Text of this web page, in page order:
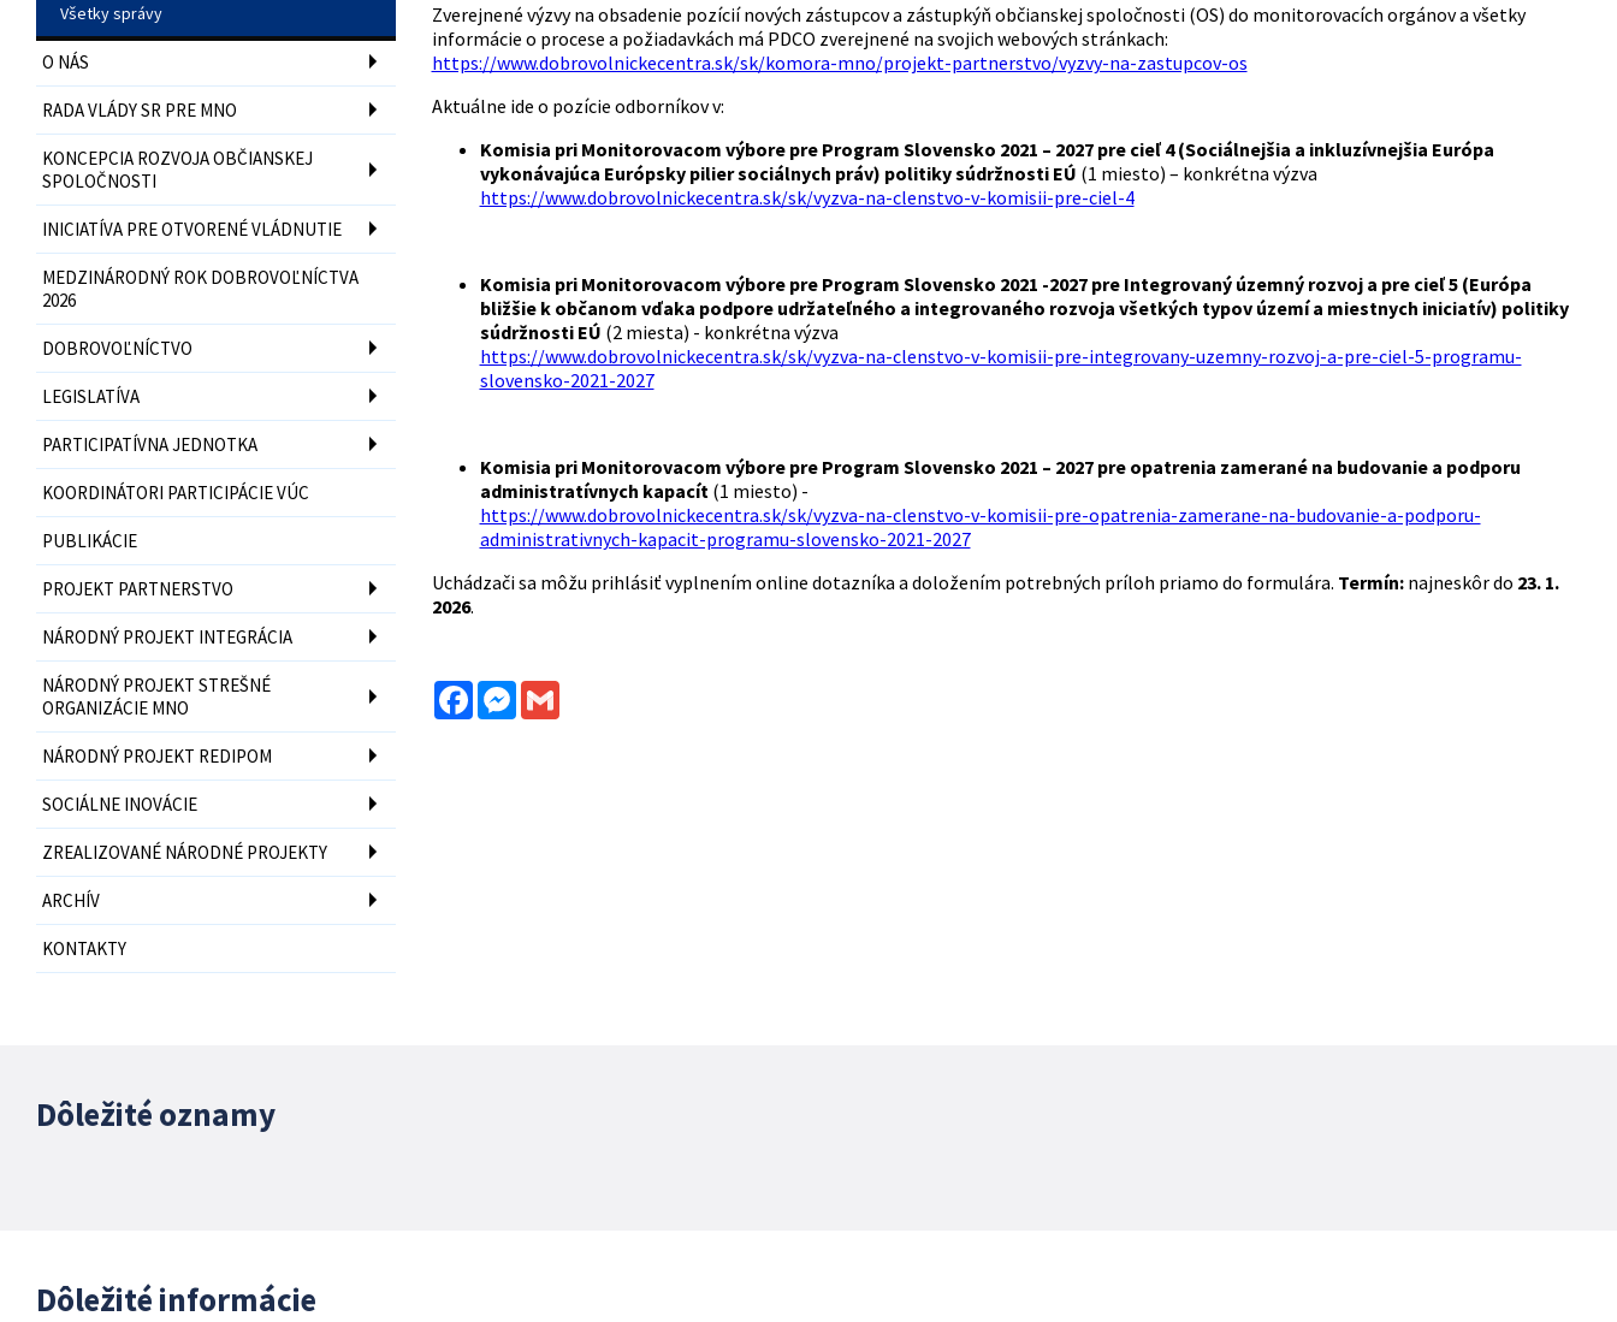
Všetky správy
O NÁS
RADA VLÁDY SR PRE MNO
KONCEPCIA ROZVOJA OBČIANSKEJ
SPOLOČNOSTI
INICIATÍVA PRE OTVORENÉ VLÁDNUTIE
MEDZINÁRODNÝ ROK DOBROVOĽNÍCTVA
2026
DOBROVOĽNÍCTVO
LEGISLATÍVA
PARTICIPATÍVNA JEDNOTKA
KOORDINÁTORI PARTICIPÁCIE VÚC
PUBLIKÁCIE
PROJEKT PARTNERSTVO
NÁRODNÝ PROJEKT INTEGRÁCIA
NÁRODNÝ PROJEKT STREŠNÉ
ORGANIZÁCIE MNO
NÁRODNÝ PROJEKT REDIPOM
SOCIÁLNE INOVÁCIE
ZREALIZOVANÉ NÁRODNÉ PROJEKTY
ARCHÍV
KONTAKTY
Zverejnené výzvy na obsadenie pozícií nových zástupcov a zástupkýň občianskej spoločnosti (OS) do monitorovacích orgánov a všetky
informácie o procese a požiadavkách má PDCO zverejnené na svojich webových stránkach:
https://www.dobrovolnickecentra.sk/sk/komora-mno/projekt-partnerstvo/vyzvy-na-zastupcov-os
Aktuálne ide o pozície odborníkov v:
Komisia pri Monitorovacom výbore pre Program Slovensko 2021 – 2027 pre cieľ 4 (Sociálnejšia a inkluzívnejšia Európa
vykonávajúca Európsky pilier sociálnych práv) politiky súdržnosti EÚ (1 miesto) – konkrétna výzva
https://www.dobrovolnickecentra.sk/sk/vyzva-na-clenstvo-v-komisii-pre-ciel-4
Komisia pri Monitorovacom výbore pre Program Slovensko 2021 -2027 pre Integrovaný územný rozvoj a pre cieľ 5 (Európa
bližšie k občanom vďaka podpore udržateľného a integrovaného rozvoja všetkých typov území a miestnych iniciatív) politiky
súdržnosti EÚ (2 miesta) - konkrétna výzva
https://www.dobrovolnickecentra.sk/sk/vyzva-na-clenstvo-v-komisii-pre-integrovany-uzemny-rozvoj-a-pre-ciel-5-programu-
slovensko-2021-2027
Komisia pri Monitorovacom výbore pre Program Slovensko 2021 – 2027 pre opatrenia zamerané na budovanie a podporu
administratívnych kapacít (1 miesto) -
https://www.dobrovolnickecentra.sk/sk/vyzva-na-clenstvo-v-komisii-pre-opatrenia-zamerane-na-budovanie-a-podporu-
administrativnych-kapacit-programu-slovensko-2021-2027
Uchádzači sa môžu prihlásiť vyplnením online dotazníka a doložením potrebných príloh priamo do formulára. Termín:najneskôr do 23. 1.
2026.
FacebookMessenger
Gmail
Dôležité oznamy
Dôležité informácie